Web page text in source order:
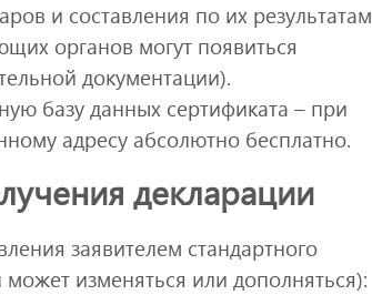
и составления по их результатам
органов могут появиться
документации).
базу данных сертификата – при
адресу абсолютно бесплатно.
декларации
заявителем стандартного
изменяться или дополняться):